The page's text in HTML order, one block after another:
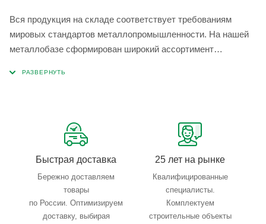
Вся продукция на складе соответствует требованиям
мировых стандартов металлопромышленности. На нашей
металлобазе сформирован широкий ассортимент
Быстрая доставка
Бережно доставляем
товары
по России. Оптимизируем
доставку, выбирая
25 лет на рынке
Квалифицированные
специалисты.
Комплектуем
строительные объекты